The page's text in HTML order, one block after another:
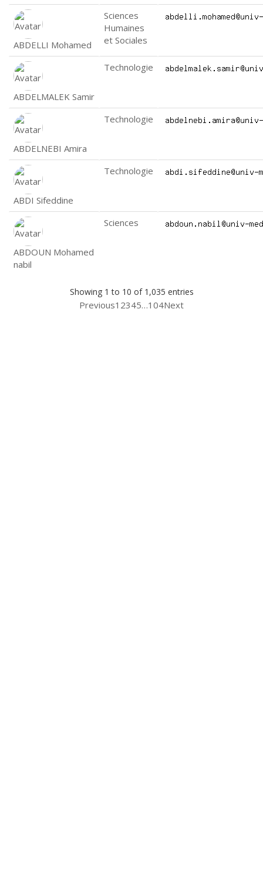
ABDELLI Mohamed
Sciences
Humaines
et Sociales
ABDELMALEK Samir
Technologie
ABDELNEBI Amira
Technologie
ABDI Sifeddine
Technologie
ABDOUN Mohamed
nabil
Sciences
Showing 1 to 10 of 1,035 entries
Previous1 2345…104Next